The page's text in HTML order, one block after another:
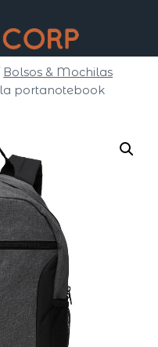
Bolsos & Mochilas
portanotebook